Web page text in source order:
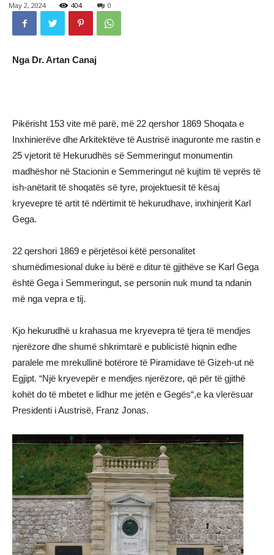
May 2, 2024 404 0
Nga Dr. Artan Canaj
Pikërisht 153 vite më parë, më 22 qershor 1869 Shoqata e
Inxhinierëve dhe Arkitektëve të Austrisë inaguronte me rastin e
25 vjetorit të Hekurudhës së Semmeringut monumentin
madhëshor në Stacionin e Semmeringut në kujtim të veprës të
ish-anëtarit të shoqatës së tyre, projektuesit të kësaj
kryevepre të artit të ndërtimit të hekurudhave, inxhinjerit Karl
Gega.
22 qershori 1869 e përjetësoi këtë personalitet
shumëdimesional duke iu bërë e ditur të gjithëve se Karl Gega
është Gega i Semmeringut, se personin nuk mund ta ndanin
më nga vepra e tij.
Kjo hekurudhë u krahasua me kryevepra të tjera të mendjes
njerëzore dhe shumë shkrimtarë e publicistë hiqnin edhe
paralele me mrekullinë botërore të Piramidave të Gizeh-ut në
Egjipt. “Një kryevepër e mendjes njerëzore, që për të gjithë
kohët do të mbetet e lidhur me jetën e Gegës“,e ka vlerësuar
Presidenti i Austrisë, Franz Jonas.